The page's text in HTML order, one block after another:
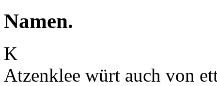
Namen.
K
Atzenklee würt auch von